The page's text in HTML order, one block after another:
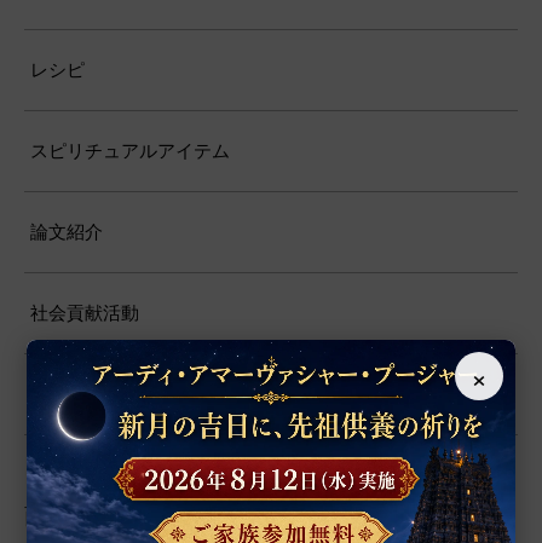
レシピ
スピリチュアルアイテム
論文紹介
社会貢献活動
お知らせ・活動報告
商品カテゴリー
×